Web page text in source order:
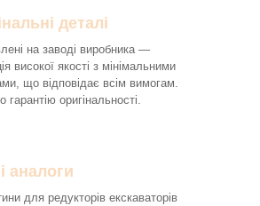
деталі
на заводі виробника —
високої якості з мінімальними
що відповідає всім вимогам.
оригінальності.
аналоги
для редукторів екскаваторів